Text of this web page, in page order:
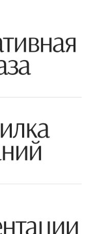
2026-2027